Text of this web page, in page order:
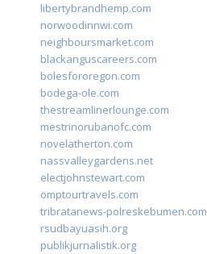
libertybrandhemp.com
norwoodinnwi.com
neighboursmarket.com
blackanguscareers.com
bolesfororegon.com
bodega-ole.com
thestreamlinerlounge.com
mestrinorubanofc.com
novelatherton.com
nassvalleygardens.net
electjohnstewart.com
omptourtravels.com
tribratanews-polreskebumen.com
rsudbayuasih.org
publikjurnalistik.org